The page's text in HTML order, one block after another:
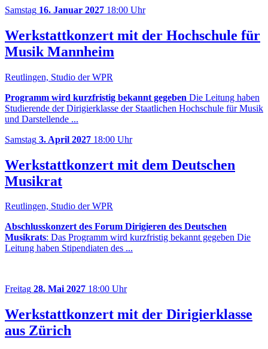
Samstag 16. Januar 2027 18:00 Uhr
Werkstattkonzert mit der Hochschule für
Musik Mannheim
Reutlingen, Studio der WPR
Programm wird kurzfristig bekannt gegeben Die Leitung haben
Studierende der Dirigierklasse der Staatlichen Hochschule für Musik
und Darstellende ...
Samstag 3. April 2027 18:00 Uhr
Werkstattkonzert mit dem Deutschen
Musikrat
Reutlingen, Studio der WPR
Abschlusskonzert des Forum Dirigieren des Deutschen
Musikrats: Das Programm wird kurzfristig bekannt gegeben Die
Leitung haben Stipendiaten des ...
Freitag 28. Mai 2027 18:00 Uhr
Werkstattkonzert mit der Dirigierklasse
aus Zürich